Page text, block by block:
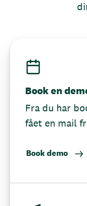
Book en
Fra du har
fået en mail
Book demo